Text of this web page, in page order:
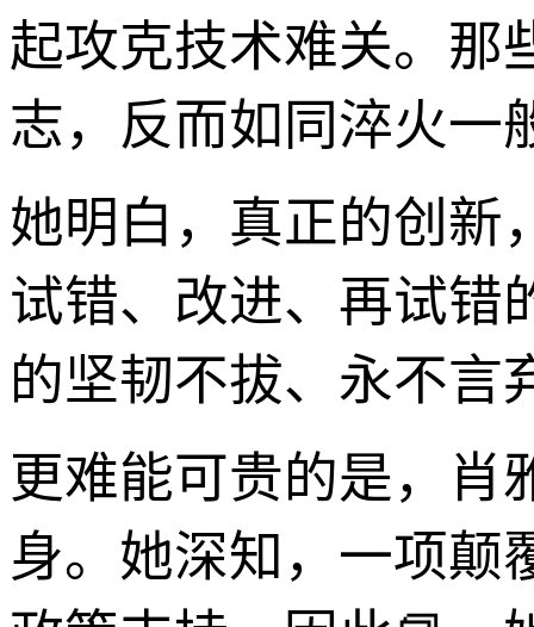
起攻克技术难关。那
志，反而如同淬火一
她明白，真正的创新
试错、改进、再试错
的坚韧不拔、永不言
更难能可贵的是，肖
身。她深知，一项颠